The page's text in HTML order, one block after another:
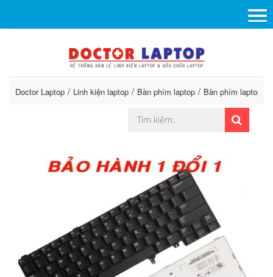
Doctor Laptop Linh kiện laptop Bàn phím laptop Bàn phím laptop